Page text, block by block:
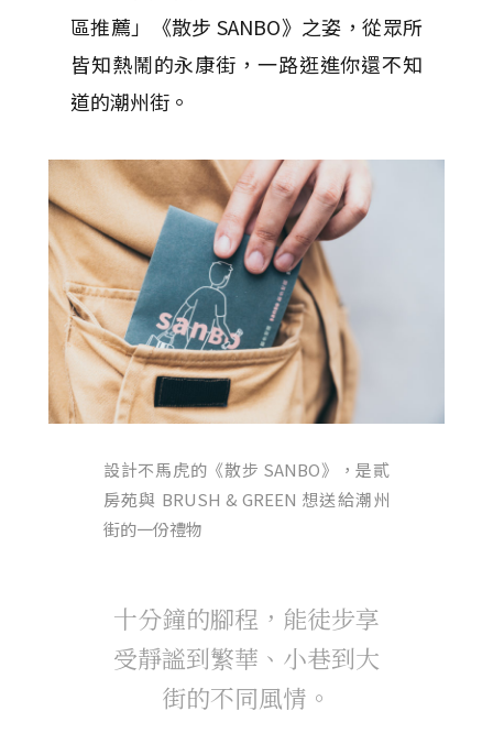
區推薦」《散步 SANBO》之姿，從眾所
皆知熱鬧的永康街，一路逛進你還不知
道的潮州街。
設計不馬虎的《散步 SANBO》，是貳
房苑與 BRUSH & GREEN 想送給潮州
街的一份禮物
十分鐘的腳程，能徒步享
受靜謐到繁華、小巷到大
街的不同風情。